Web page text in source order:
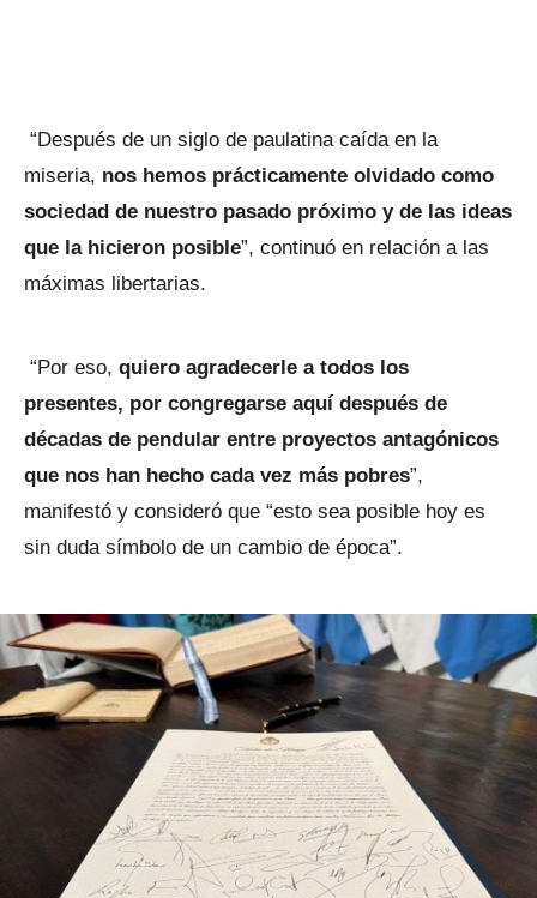
“Después de un siglo de paulatina caída en la
miseria, nos hemos prácticamente olvidado como
sociedad de nuestro pasado próximo y de las ideas
que la hicieron posible”, continuó en relación a las
máximas libertarias.
“Por eso, quiero agradecerle a todos los
presentes, por congregarse aquí después de
décadas de pendular entre proyectos antagónicos
que nos han hecho cada vez más pobres”,
manifestó y consideró que “esto sea posible hoy es
sin duda símbolo de un cambio de época”.